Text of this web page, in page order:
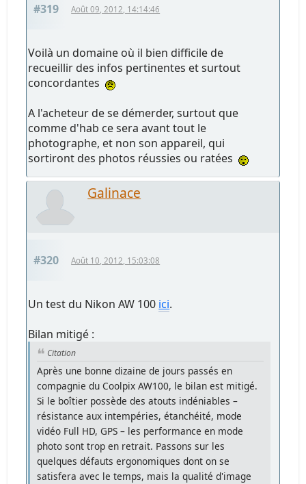
#319 Août 09, 2012, 14:14:46
Voilà un domaine où il bien difficile de
recueillir des infos pertinentes et surtout
concordantes
A l'acheteur de se démerder, surtout que
comme d'hab ce sera avant tout le
photographe, et non son appareil, qui
sortiront des photos réussies ou ratées
Galinace
#320 Août 10, 2012, 15:03:08
Un test du Nikon AW 100 ici.
Bilan mitigé :
Citation
Après une bonne dizaine de jours passés en
compagnie du Coolpix AW100, le bilan est mitigé.
Si le boîtier possède des atouts indéniables –
résistance aux intempéries, étanchéité, mode
vidéo Full HD, GPS – les performance en mode
photo sont trop en retrait. Passons sur les
quelques défauts ergonomiques dont on se
satisfera avec le temps, mais la qualité d'image